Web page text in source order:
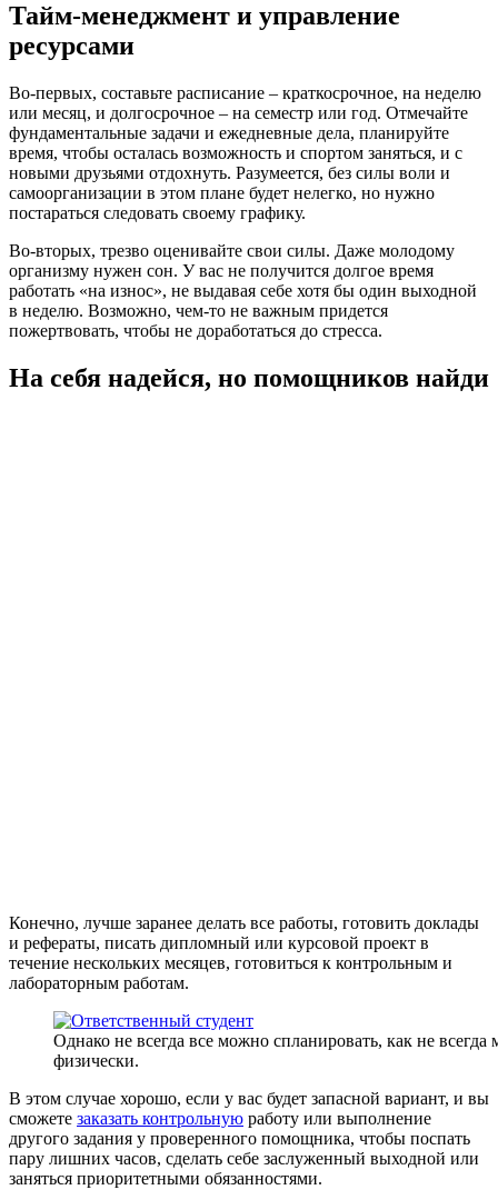
Тайм-менеджмент и управление
ресурсами
Во-первых, составьте расписание – краткосрочное, на неделю
или месяц, и долгосрочное – на семестр или год. Отмечайте
фундаментальные задачи и ежедневные дела, планируйте
время, чтобы осталась возможность и спортом заняться, и с
новыми друзьями отдохнуть. Разумеется, без силы воли и
самоорганизации в этом плане будет нелегко, но нужно
постараться следовать своему графику.
Во-вторых, трезво оценивайте свои силы. Даже молодому
организму нужен сон. У вас не получится долгое время
работать «на износ», не выдавая себе хотя бы один выходной
в неделю. Возможно, чем-то не важным придется
пожертвовать, чтобы не доработаться до стресса.
На себя надейся, но помощников найди
Конечно, лучше заранее делать все работы, готовить доклады
и рефераты, писать дипломный или курсовой проект в
течение нескольких месяцев, готовиться к контрольным и
лабораторным работам.
Однако не всегда все можно спланировать, как не всегда
физически.
В этом случае хорошо, если у вас будет запасной вариант, и вы
сможете заказать контрольную работу или выполнение
другого задания у проверенного помощника, чтобы поспать
пару лишних часов, сделать себе заслуженный выходной или
заняться приоритетными обязанностями.